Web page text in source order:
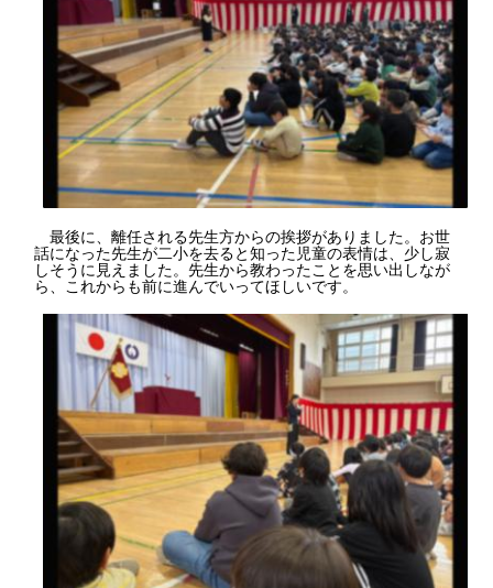
最後に、離任される先生方からの挨拶がありました。お世
話になった先生が二小を去ると知った児童の表情は、少し寂
しそうに見えました。先生から教わったことを思い出しなが
ら、これからも前に進んでいってほしいです。